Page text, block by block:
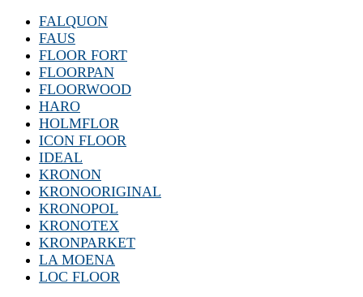
FALQUON
FAUS
FLOOR FORT
FLOORPAN
FLOORWOOD
HARO
HOLMFLOR
ICON FLOOR
IDEAL
KRONON
KRONOORIGINAL
KRONOPOL
KRONOTEX
KRONPARKET
LA MOENA
LOC FLOOR